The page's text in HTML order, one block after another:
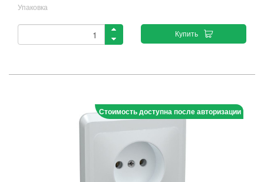
Упаковка
Купить
Стоимость доступна после авторизации